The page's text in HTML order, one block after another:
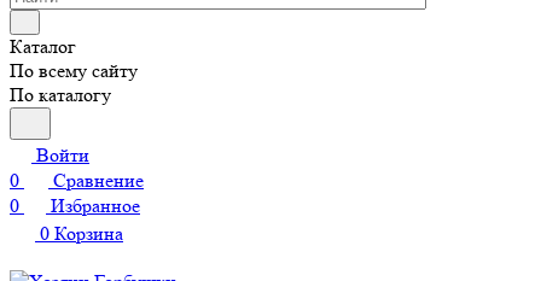
Каталог
По всему сайту
По каталогу
Войти
0
Сравнение
0
Избранное
0 Корзина